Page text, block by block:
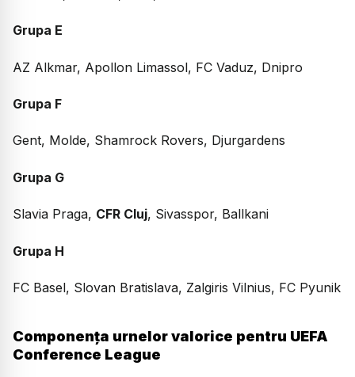
Grupa E
AZ Alkmar, Apollon Limassol, FC Vaduz, Dnipro
Grupa F
Gent, Molde, Shamrock Rovers, Djurgardens
Grupa G
Slavia Praga, CFR Cluj, Sivasspor, Ballkani
Grupa H
FC Basel, Slovan Bratislava, Zalgiris Vilnius, FC Pyunik
Componența urnelor valorice pentru UEFA
Conference League